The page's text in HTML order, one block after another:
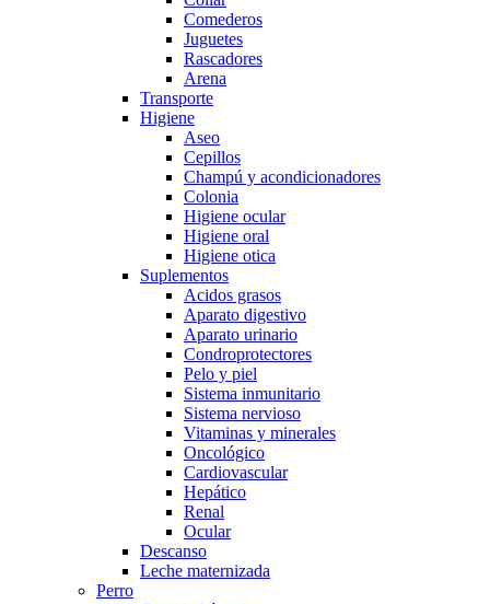
Comederos
Juguetes
Rascadores
Arena
Transporte
Higiene
Aseo
Cepillos
Champú y acondicionadores
Colonia
Higiene ocular
Higiene oral
Higiene otica
Suplementos
Acidos grasos
Aparato digestivo
Aparato urinario
Condroprotectores
Pelo y piel
Sistema inmunitario
Sistema nervioso
Vitaminas y minerales
Oncológico
Cardiovascular
Hepático
Renal
Ocular
Descanso
Leche maternizada
Perro